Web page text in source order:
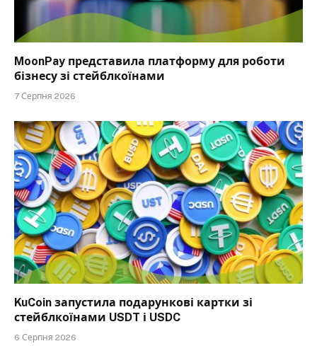
MoonPay представила платформу для роботи
бізнесу зі стейблкоїнами
7 Серпня 2026
KuCoin запустила подарункові картки зі
стейблкоїнами USDT і USDC
6 Серпня 2026